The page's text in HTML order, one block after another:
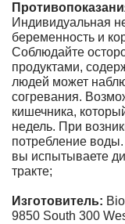
Индивидуальная
беременность и
Соблюдайте
продуктами,
людей может
согревания.
кишечника,
недель. При
потребление
вы испытываете
тракте;
Изготовитель:
9850 South 300